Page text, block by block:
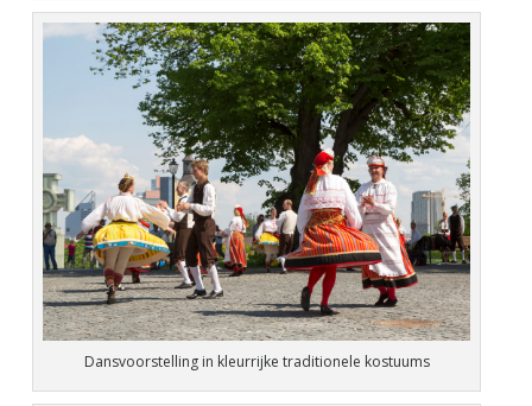
Dansvoorstelling in kleurrijke traditionele kostuums